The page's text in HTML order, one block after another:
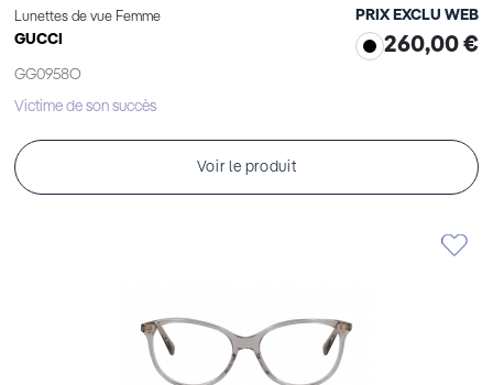
Lunettes de vue Femme
GUCCI
GG0958O
PRIX EXCLU WEB
260,00 €
Victime de son succès
Voir le produit